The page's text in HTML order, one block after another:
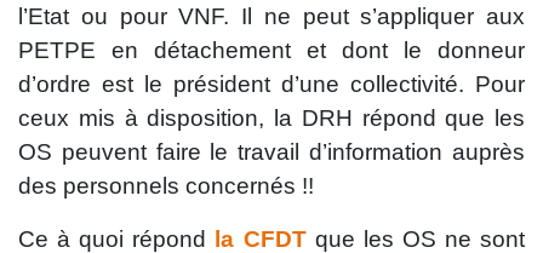
l’Etat ou pour VNF. Il ne peut s’appliquer aux
PETPE en détachement et dont le donneur
d’ordre est le président d’une collectivité. Pour
ceux mis à disposition, la DRH répond que les
OS peuvent faire le travail d’information auprès
des personnels concernés !!
Ce à quoi répond la CFDTque les OS ne sont